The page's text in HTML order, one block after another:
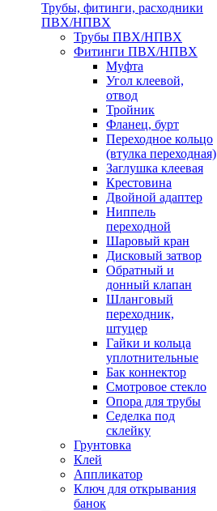
Трубы, фитинги, расходники
ПВХ/НПВХ
Трубы ПВХ/НПВХ
Фитинги ПВХ/НПВХ
Муфта
Угол клеевой,
отвод
Тройник
Фланец, бурт
Переходное кольцо
(втулка переходная)
Заглушка клеевая
Крестовина
Двойной адаптер
Ниппель
переходной
Шаровый кран
Дисковый затвор
Обратный и
донный клапан
Шланговый
переходник,
штуцер
Гайки и кольца
уплотнительные
Бак коннектор
Смотровое стекло
Опора для трубы
Седелка под
склейку
Грунтовка
Клей
Аппликатор
Ключ для открывания
банок